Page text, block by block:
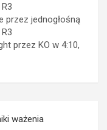
przez jednogłośną
przez KO w 4:10,
ważenia